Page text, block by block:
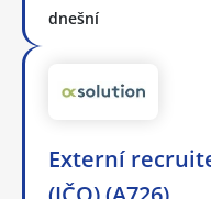
dnešní
Externí